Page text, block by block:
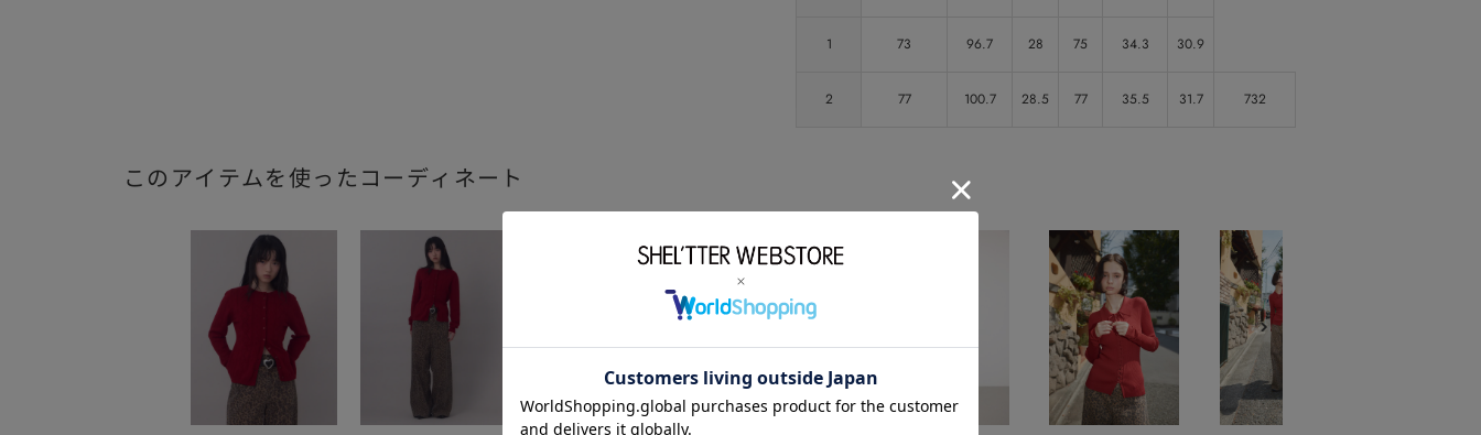
1 73 96.7 28 75 34.3 30.9
2 77 100.7 28.5 77 35.5 31.7 732
このアイテムを使ったコーディネート